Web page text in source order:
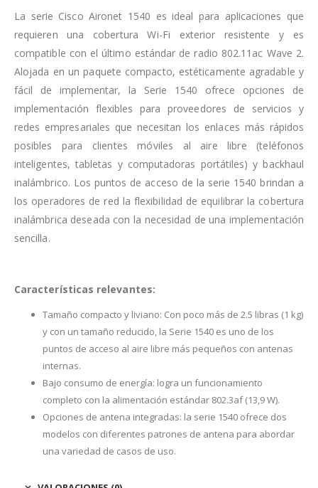
La serie Cisco Aironet 1540 es ideal para aplicaciones que
requieren una cobertura Wi-Fi exterior resistente y es
compatible con el último estándar de radio 802.11ac Wave 2.
Alojada en un paquete compacto, estéticamente agradable y
fácil de implementar, la Serie 1540 ofrece opciones de
implementación flexibles para proveedores de servicios y
redes empresariales que necesitan los enlaces más rápidos
posibles para clientes móviles al aire libre (teléfonos
inteligentes, tabletas y computadoras portátiles) y backhaul
inalámbrico. Los puntos de acceso de la serie 1540 brindan a
los operadores de red la flexibilidad de equilibrar la cobertura
inalámbrica deseada con la necesidad de una implementación
sencilla.
Características relevantes:
Tamaño compacto y liviano: Con poco más de 2.5 libras (1 kg)
y con un tamaño reducido, la Serie 1540 es uno de los
puntos de acceso al aire libre más pequeños con antenas
internas.
Bajo consumo de energía: logra un funcionamiento
completo con la alimentación estándar 802.3af (13,9 W).
Opciones de antena integradas: la serie 1540 ofrece dos
modelos con diferentes patrones de antena para abordar
una variedad de casos de uso.